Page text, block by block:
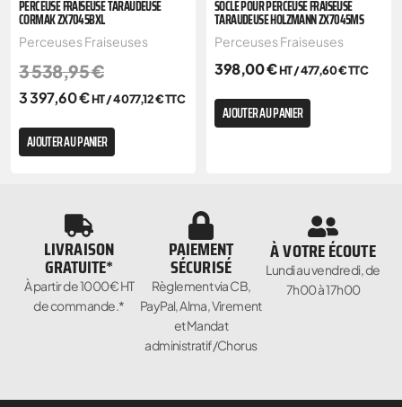
PERCEUSE FRAISEUSE TARAUDEUSE
CORMAK ZX7045BXL
Perceuses Fraiseuses
3 538,95€
3 397,60€HT /4 077,12€TTC
AJOUTER AU PANIER
SOCLE POUR PERCEUSE FRAISEUSE
TARAUDEUSE HOLZMANN ZX7045MS
Perceuses Fraiseuses
398,00€HT /477,60€TTC
AJOUTER AU PANIER
LIVRAISON
GRATUITE*
À partir de 1000€ HT
de commande.*
PAIEMENT
SÉCURISÉ
Règlement via CB,
PayPal, Alma, Virement
et Mandat
administratif/Chorus
À VOTRE ÉCOUTE
Lundi au vendredi, de
7h00 à 17h00